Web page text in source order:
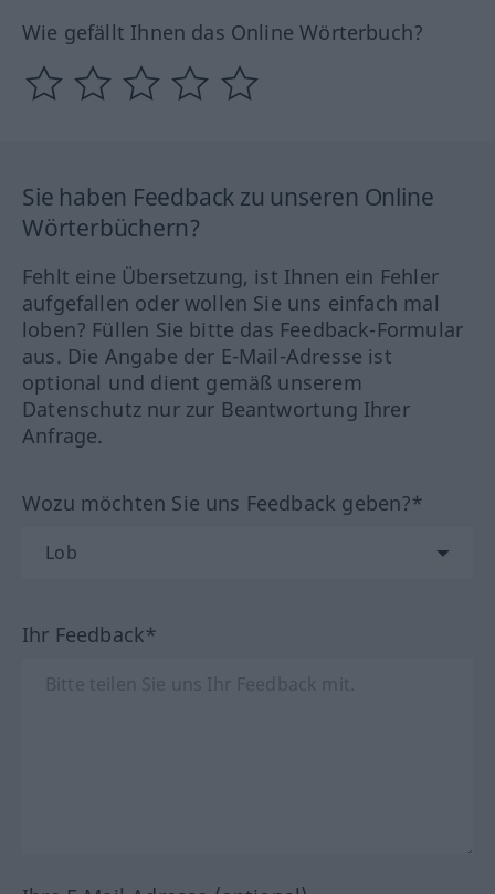
Wie gefällt Ihnen das Online Wörterbuch?
Sie haben Feedback zu unseren Online
Wörterbüchern?
Fehlt eine Übersetzung, ist Ihnen ein Fehler
aufgefallen oder wollen Sie uns einfach mal
loben? Füllen Sie bitte das Feedback-Formular
aus. Die Angabe der E-Mail-Adresse ist
optional und dient gemäß unserem
Datenschutz nur zur Beantwortung Ihrer
Anfrage.
Wozu möchten Sie uns Feedback geben?*
Ihr Feedback*